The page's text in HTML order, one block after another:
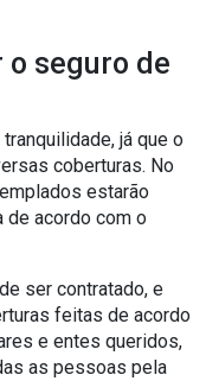
o seguro de
já que o
coberturas. No
estarão
de acordo com o
ser contratado, e
feitas de acordo
e entes queridos,
as pessoas pela